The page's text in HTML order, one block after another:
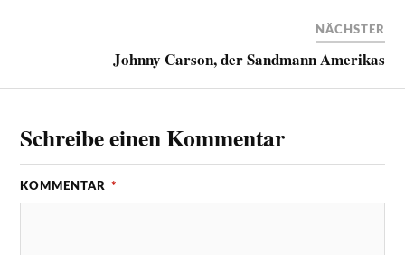
NÄCHSTER
Johnny Carson, der Sandmann Amerikas
Schreibe einen Kommentar
KOMMENTAR *